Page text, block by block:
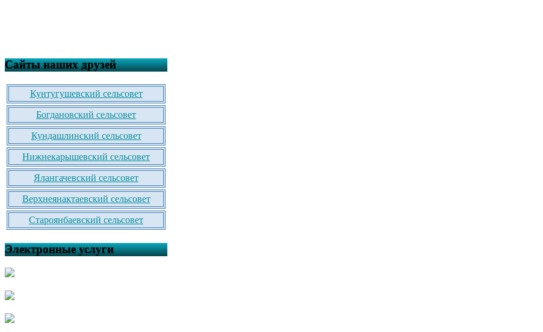
Сайты наших друзей
Кунтугушевский сельсовет
Богдановский сельсовет
Кундашлинский сельсовет
Нижнекарышевский сельсовет
Ялангачевский сельсовет
Верхнеянактаевский сельсовет
Староянбаевский сельсовет
Электронные услуги